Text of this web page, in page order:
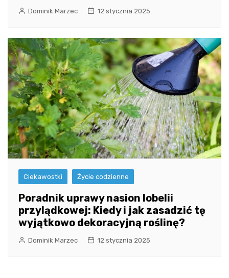
Dominik Marzec 12 stycznia 2025
Ciekawostki Życie codzienne
Poradnik uprawy nasion lobelii
przylądkowej: Kiedy i jak zasadzić tę
wyjątkowo dekoracyjną roślinę?
Dominik Marzec 12 stycznia 2025